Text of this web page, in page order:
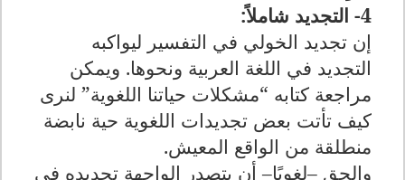
4- التجديد شاملاً
:
إن تجديد الخولي في التفسير ليواكبه
التجديد في اللغة العربية ونحوها. ويمكن
مراجعة كتابه “مشكلات حياتنا اللغوية” لنرى
كيف تأتت بعض تجديدات اللغوية حية نابضة
منطلقة من الواقع المعيش.
والحق –لغويًا– أن يتصدر الواجهة تجديده في